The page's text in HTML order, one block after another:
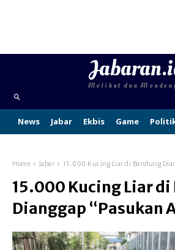
Melihat dan
News Jabar Ekbis Game
Home Jabar 15.000 Kucing Liar di Bandung
15.000 Kucing Liar
Dianggap “Pasukan